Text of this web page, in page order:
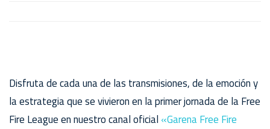
Disfruta de cada una de las transmisiones, de la emoción y
la estrategia que se vivieron en la primer jornada de la Free
Fire League en nuestro canal oficial «Garena Free Fire